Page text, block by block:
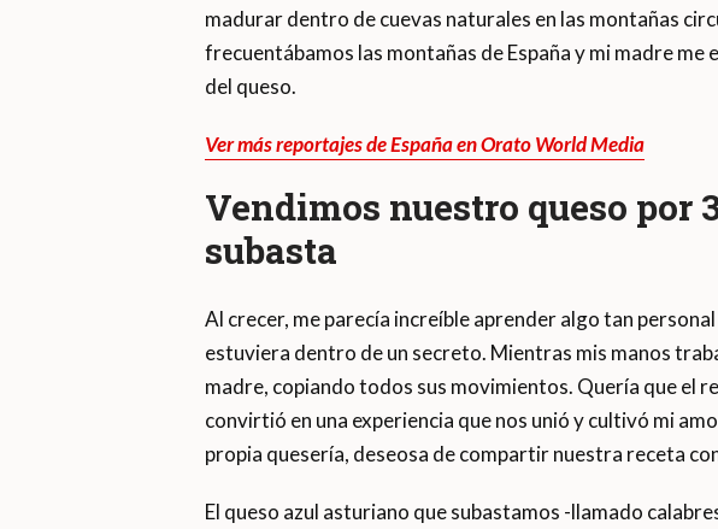
madurar dentro de cuevas naturales en las montañas
frecuentábamos las montañas de España y mi madre me
del queso.
Ver más reportajes de España en Orato World Media
Vendimos nuestro queso por
subasta
Al crecer, me parecía increíble aprender algo tan
estuviera dentro de un secreto. Mientras mis manos
madre, copiando todos sus movimientos. Quería que el
convirtió en una experiencia que nos unió y cultivó mi
propia quesería, deseosa de compartir nuestra receta
El queso azul asturiano que subastamos -llamado